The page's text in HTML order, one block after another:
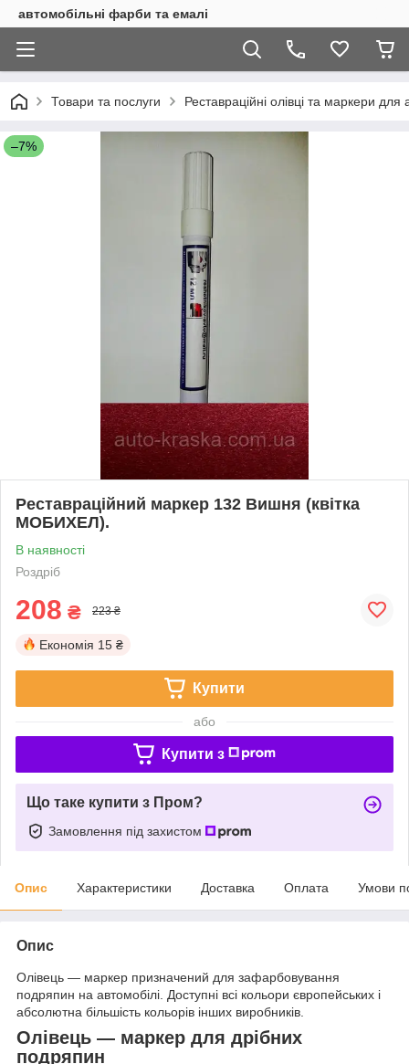
автомобільні фарби та емалі
Товари та послуги Реставраційні олівці та маркери для
–7%
Реставраційний маркер 132 Вишня (квітка
МОБИХЕЛ).
В наявності
Роздріб
208 ₴ 223 ₴
Економія 15 ₴
Купити
або
Купити з
Що таке купити з Пром?
Замовлення під захистом
Опис Характеристики Доставка Оплата Умови
Опис
Олівець — маркер призначений для зафарбовування
подряпин на автомобілі. Доступні всі кольори європейських і
абсолютна більшість кольорів інших виробників.
Олівець — маркер для дрібних
подряпин